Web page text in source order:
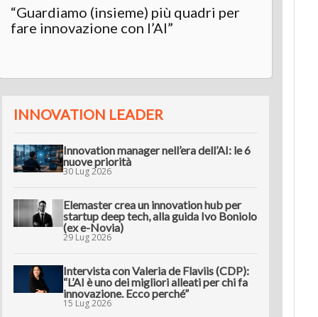
“Guardiamo (insieme) più quadri per
fare innovazione con l’AI”
INNOVATION LEADER
Innovation manager nell’era dell’AI: le 6
nuove priorità
30 Lug 2026
Elemaster crea un innovation hub per
startup deep tech, alla guida Ivo Boniolo
(ex e-Novia)
29 Lug 2026
Intervista con Valeria de Flaviis (CDP):
“L’AI è uno dei migliori alleati per chi fa
innovazione. Ecco perché”
15 Lug 2026